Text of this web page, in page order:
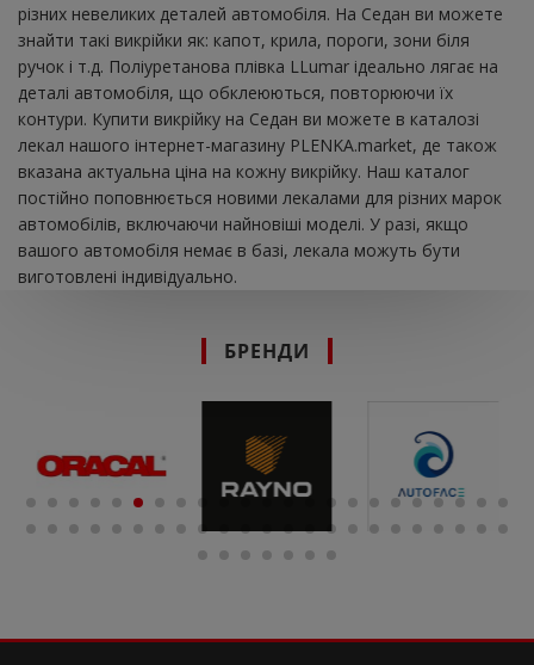
різних невеликих деталей автомобіля. На Седан ви можете
знайти такі викрійки як: капот, крила, пороги, зони біля
ручок і т.д. Поліуретанова плівка LLumar ідеально лягає на
деталі автомобіля, що обклеюються, повторюючи їх
контури. Купити викрійку на Седан ви можете в каталозі
лекал нашого інтернет-магазину PLENKA.market, де також
вказана актуальна ціна на кожну викрійку. Наш каталог
постійно поповнюється новими лекалами для різних марок
автомобілів, включаючи найновіші моделі. У разі, якщо
вашого автомобіля немає в базі, лекала можуть бути
виготовлені індивідуально.
БРЕНДИ